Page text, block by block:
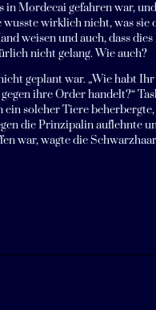
Mordecai gefahren war,
wirklich nicht, was sie
weisen und auch, dass
nicht gelang. Wie auch?
geplant war. „Wie habt
ihre Order handelt?“
solcher Tiere
die Prinzipalin auflehnte
war, wagte die